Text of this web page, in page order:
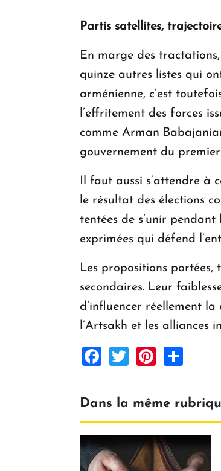
Partis satellites,
En marge des
quinze autres listes qui
arménienne, c’est
l’effritement des forces
comme Arman
gouvernement du
Il faut aussi s’attendre à
le résultat des élections
tentées de s’unir
exprimées qui défend
Les propositions portées,
secondaires. Leur
d’influencer réellement
l’Artsakh et les alliances
Facebook
TwitterPinterest
Dans la même